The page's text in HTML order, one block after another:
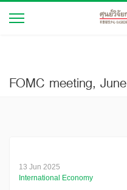
13 Jun 2025
International Economy